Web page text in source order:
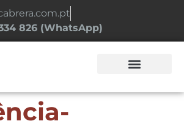
334 826 (WhatsApp)